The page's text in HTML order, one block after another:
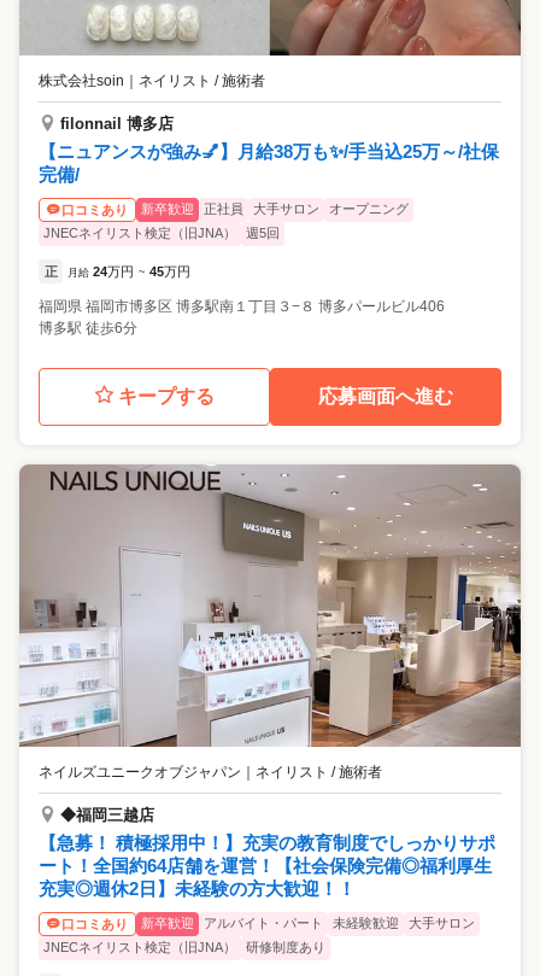
株式会社soin ｜ ネイリスト / 施術者
filonnail 博多店
【ニュアンスが強み💅】月給38万も✨/手当込25万～/社保
完備/
口コミあり 新卒歓迎 正社員 大手サロン
オープニング
JNECネイリスト検定（旧JNA）
週5回
正 月給 24万円 ~ 45万円
福岡県 福岡市博多区 博多駅南１丁目３−８ 博多パールビル406
博多駅 徒歩6分
キープする 応募画面へ進む
ネイルズユニークオブジャパン ネイリスト / 施術者
◆福岡三越店
【急募！ 積極採用中！】充実の教育制度でしっかりサポ
ート！全国約64店舗を運営！【社会保険完備◎福利厚生
充実◎週休2日】未経験の方大歓迎！！
口コミあり 新卒歓迎 アルバイト・パート 未経験歓迎
大手サロン
JNECネイリスト検定（旧JNA）
研修制度あり